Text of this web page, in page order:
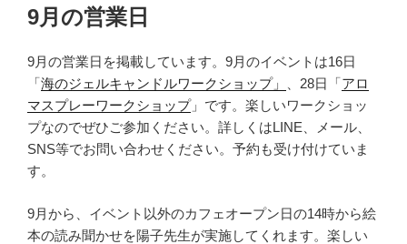
稿
日:
9月の営業日
9月の営業日を掲載しています。9月のイベントは16日
「海のジェルキャンドルワークショップ」 、28日「アロ
マスプレーワークショップ」です。楽しいワークショッ
プなのでぜひご参加ください。詳しくはLINE、メール、
SNS等でお問い合わせください。予約も受け付けていま
す。
9月から、イベント以外のカフェオープン日の14時から絵
本の読み聞かせを陽子先生が実施してくれます。楽しい